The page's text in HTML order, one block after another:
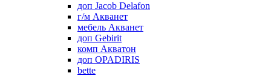
доп Jacob Delafon
г/м Акванет
мебель Акванет
доп Gebirit
комп Акватон
доп OPADIRIS
bette